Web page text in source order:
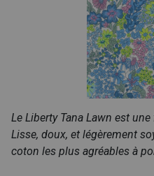
Le Liberty Tana Lawn est
Lisse, doux, et légèrement
coton les plus agréables à